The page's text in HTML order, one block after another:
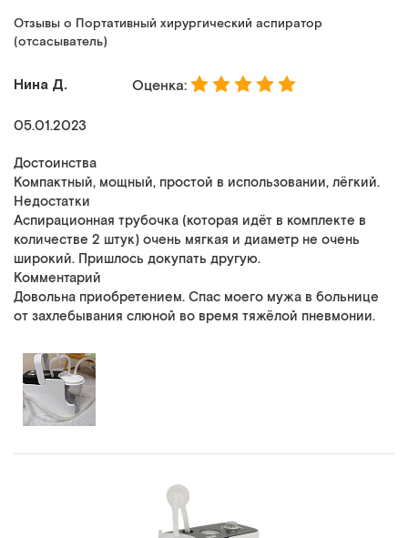
Отзывы о Портативный хирургический аспиратор
(отсасыватель)
Нина Д. Оценка:
05.01.2023
Достоинства
Компактный, мощный, простой в использовании, лёгкий.
Недостатки
Аспирационная трубочка (которая идёт в комплекте в
количестве 2 штук) очень мягкая и диаметр не очень
широкий. Пришлось докупать другую.
Комментарий
Довольна приобретением. Спас моего мужа в больнице
от захлебывания слюной во время тяжёлой пневмонии.